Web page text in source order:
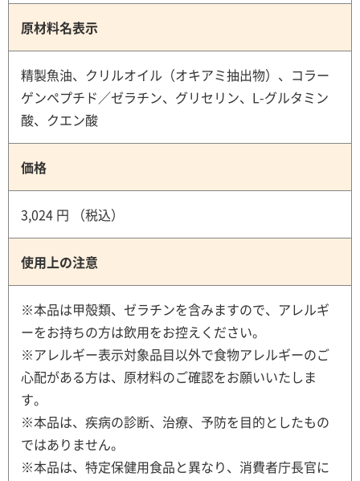
原材料名表示
精製魚油、クリルオイル（オキアミ抽出物）、コラー
ゲンペプチド／ゼラチン、グリセリン、L-グルタミン
酸、クエン酸
価格
3,024 円 （税込）
使用上の注意
※本品は甲殻類、ゼラチンを含みますので、アレルギ
ーをお持ちの方は飲用をお控えください。
※アレルギー表示対象品目以外で食物アレルギーのご
心配がある方は、原材料のご確認をお願いいたしま
す。
※本品は、疾病の診断、治療、予防を目的としたもの
ではありません。
※本品は、特定保健用食品と異なり、消費者庁長官に